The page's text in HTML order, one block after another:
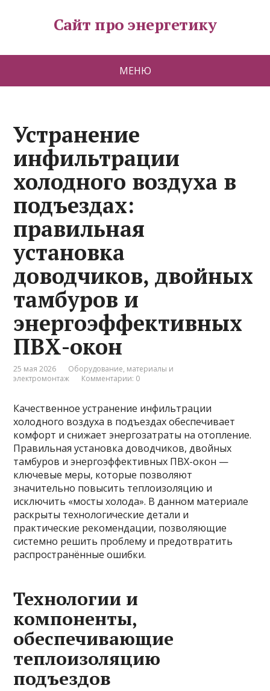
Сайт про энергетику
МЕНЮ
Устранение
инфильтрации
холодного воздуха в
подъездах:
правильная
установка
доводчиков, двойных
тамбуров и
энергоэффективных
ПВХ-окон
25 мая 2026
Оборудование, материалы и
электромонтаж
Комментарии: 0
Качественное устранение инфильтрации
холодного воздуха в подъездах обеспечивает
комфорт и снижает энергозатраты на отопление.
Правильная установка доводчиков, двойных
тамбуров и энергоэффективных ПВХ-окон —
ключевые меры, которые позволяют
значительно повысить теплоизоляцию и
исключить «мосты холода». В данном материале
раскрыты технологические детали и
практические рекомендации, позволяющие
системно решить проблему и предотвратить
распространённые ошибки.
Технологии и
компоненты,
обеспечивающие
теплоизоляцию
подъездов